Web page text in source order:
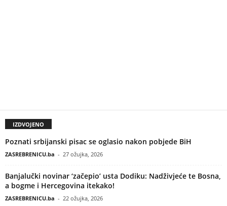
IZDVOJENO
Poznati srbijanski pisac se oglasio nakon pobjede BiH
ZASREBRENICU.ba - 27 ožujka, 2026
Banjalučki novinar ‘začepio’ usta Dodiku: Nadživjeće te Bosna,
a bogme i Hercegovina itekako!
ZASREBRENICU.ba - 22 ožujka, 2026